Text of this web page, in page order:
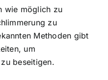
wie möglich zu
zu
Methoden gibt
um
beseitigen.